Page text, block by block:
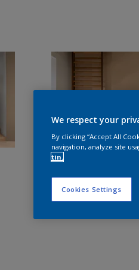
We respect your
By clicking “Accept All
navigation, analyze site
tin.
Cookies Settings